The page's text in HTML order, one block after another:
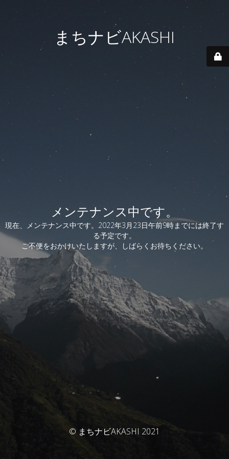
まちナビAKASHI
メンテナンス中です。
現在、メンテナンス中です。2022年3月23日午前9時までには終了す
る予定です。
ご不便をおかけいたしますが、しばらくお待ちください。
© まちナビAKASHI 2021